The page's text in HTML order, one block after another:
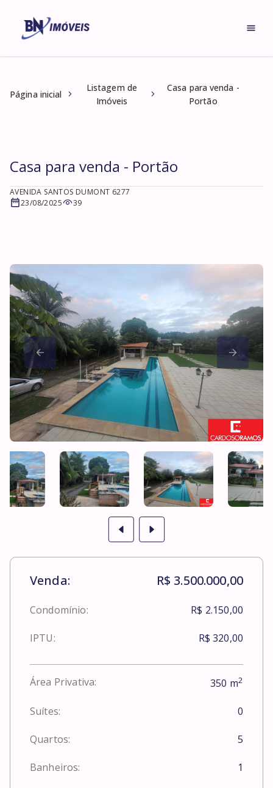
Página inicial
Listagem de
Imóveis
Casa para venda -
Portão
Casa para venda - Portão
AVENIDA SANTOS DUMONT 6277
23/08/2025
39
Venda: R$ 3.500.000,00
Condomínio: R$ 2.150,00
IPTU: R$ 320,00
Área Privativa: 350 m2
Suítes: 0
Quartos: 5
Banheiros: 1